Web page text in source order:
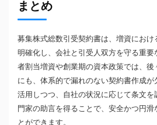
まとめ
募集株式総数引受契約書は、増資におけ
明確化し、会社と引受人双方を守る重要
者割当増資や創業期の資本政策では、後
にも、体系的で漏れのない契約書作成
活用しつつ、自社の状況に応じて条文
門家の助言を得ることで、安全かつ円滑
とができます。